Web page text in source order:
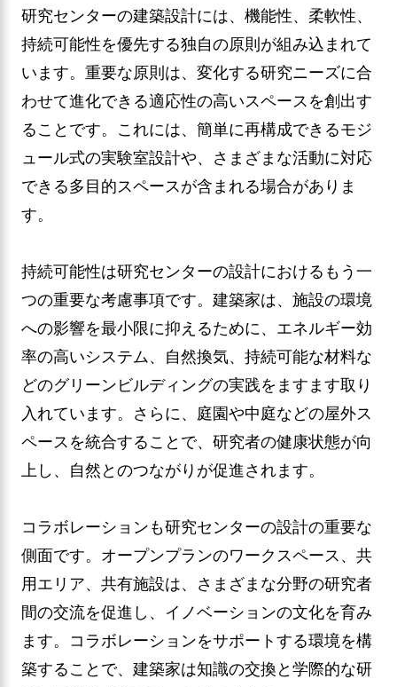
研究センターの建築設計には、機能性、柔軟性、
持続可能性を優先する独自の原則が組み込まれて
います。重要な原則は、変化する研究ニーズに合
わせて進化できる適応性の高いスペースを創出す
ることです。これには、簡単に再構成できるモジ
ュール式の実験室設計や、さまざまな活動に対応
できる多目的スペースが含まれる場合がありま
す。
持続可能性は研究センターの設計におけるもう一
つの重要な考慮事項です。建築家は、施設の環境
への影響を最小限に抑えるために、エネルギー効
率の高いシステム、自然換気、持続可能な材料な
どのグリーンビルディングの実践をますます取り
入れています。さらに、庭園や中庭などの屋外ス
ペースを統合することで、研究者の健康状態が向
上し、自然とのつながりが促進されます。
コラボレーションも研究センターの設計の重要な
側面です。オープンプランのワークスペース、共
用エリア、共有施設は、さまざまな分野の研究者
間の交流を促進し、イノベーションの文化を育み
ます。コラボレーションをサポートする環境を構
築することで、建築家は知識の交換と学際的な研